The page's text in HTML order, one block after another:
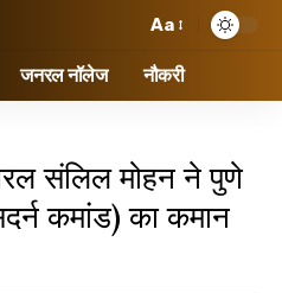
Aa
जनरल नॉलेज नौकरी
संलिल मोहन ने पुणे
कमांड) का कमान